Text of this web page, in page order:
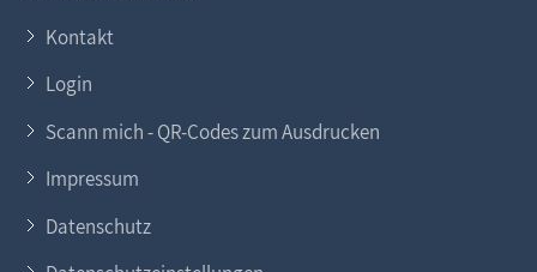
Kontakt
Login
Scann mich - QR-Codes zum Ausdrucken
Impressum
Datenschutz